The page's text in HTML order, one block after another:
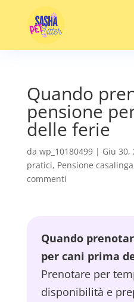
Quando
pensione
delle ferie
da wp_10180499| Giu 30,
pratici, Pensione casalinga
commenti
Quando
per cani prima
Prenotare per
disponibilità e